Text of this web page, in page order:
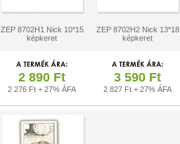
ZEP 8702H1 Nick 10*15
képkeret
ZEP 8702H2 Nick 13*18
képkeret
2 890 Ft
2 276 Ft + 27% ÁFA
3 590 Ft
2 827 Ft + 27% ÁFA